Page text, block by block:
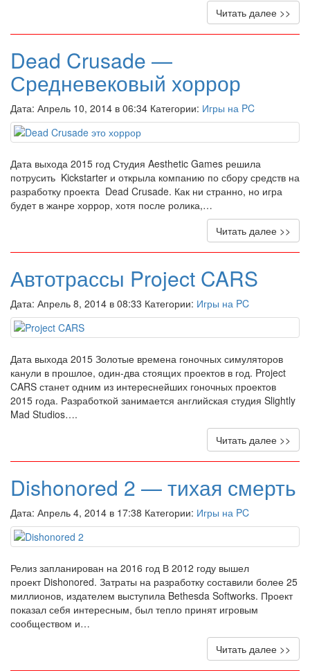
Читать далее >>
Dead Crusade —
Средневековый хоррор
Дата: Апрель 10, 2014 в 06:34 Категории: Игры на PC
Дата выхода 2015 год Студия Aesthetic Games решила
потрусить Kickstarter и открыла компанию по сбору средств на
разработку проекта Dead Crusade. Как ни странно, но игра
будет в жанре хоррор, хотя после ролика,…
Читать далее >>
Автотрассы Project CARS
Дата: Апрель 8, 2014 в 08:33 Категории: Игры на PC
Дата выхода 2015 Золотые времена гоночных симуляторов
канули в прошлое, один-два стоящих проектов в год. Project
CARS станет одним из интереснейших гоночных проектов
2015 года. Разработкой занимается английская студия Slightly
Mad Studios….
Читать далее >>
Dishonored 2 — тихая смерть
Дата: Апрель 4, 2014 в 17:38 Категории: Игры на PC
Релиз запланирован на 2016 год В 2012 году вышел
проект Dishonored. Затраты на разработку составили более 25
миллионов, издателем выступила Bethesda Softworks. Проект
показал себя интересным, был тепло принят игровым
сообществом и…
Читать далее >>